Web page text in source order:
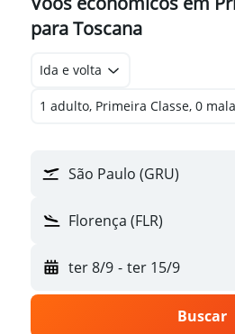
para Toscana
Ida e volta
1 adulto, Primeira Classe, 0
São Paulo (GRU)
Florença (FLR)
ter 8/9 - ter 15/9
Buscar